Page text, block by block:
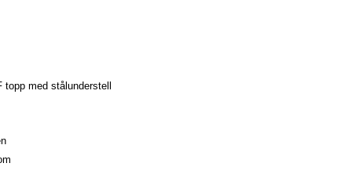
topp med stålunderstell